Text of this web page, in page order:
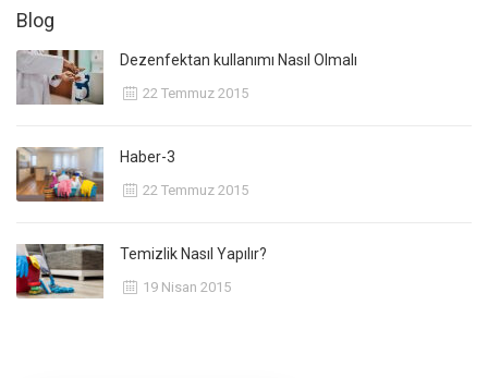
Blog
Dezenfektan kullanımı Nasıl Olmalı
22 Temmuz 2015
Haber-3
22 Temmuz 2015
Temizlik Nasıl Yapılır?
19 Nisan 2015